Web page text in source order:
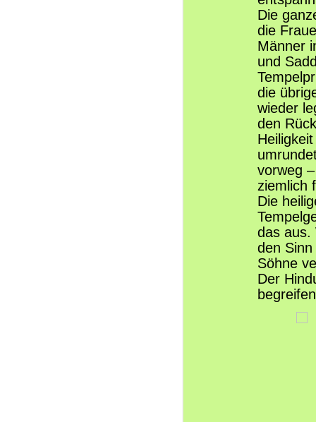
Die
die
Männer
und
die
wieder
den
vorweg
ziemlich
Die
das aus.
den
Söhne
Der